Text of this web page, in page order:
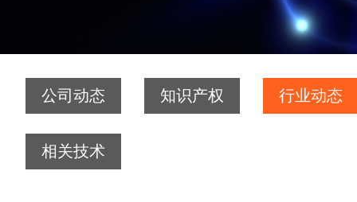
公司动态 知识产权 行业动态
相关技术